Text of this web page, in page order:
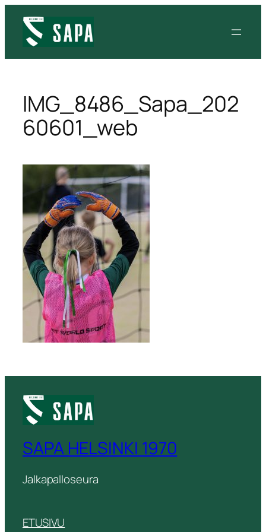
IMG_8486_Sapa_202
60601_web
SAPA HELSINKI 1970
Jalkapalloseura
ETUSIVU